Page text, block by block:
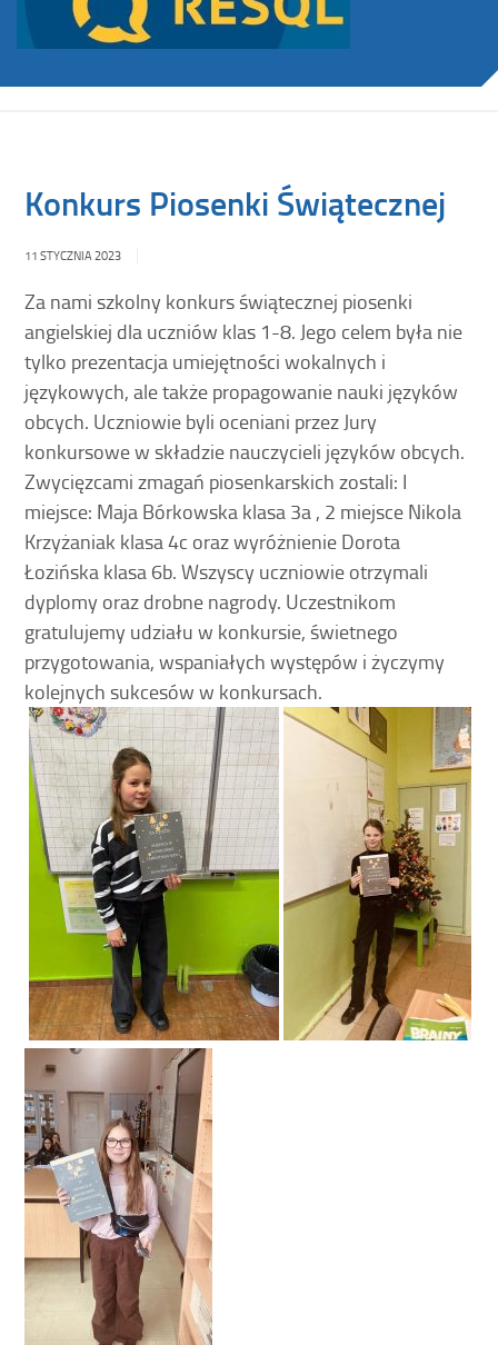
Konkurs Piosenki Świątecznej
11 STYCZNIA 2023
Za nami szkolny konkurs świątecznej piosenki
angielskiej dla uczniów klas 1-8. Jego celem była nie
tylko prezentacja umiejętności wokalnych i
językowych, ale także propagowanie nauki języków
obcych. Uczniowie byli oceniani przez Jury
konkursowe w składzie nauczycieli języków obcych.
Zwycięzcami zmagań piosenkarskich zostali: I
miejsce: Maja Bórkowska klasa 3a , 2 miejsce Nikola
Krzyżaniak klasa 4c oraz wyróżnienie Dorota
Łozińska klasa 6b. Wszyscy uczniowie otrzymali
dyplomy oraz drobne nagrody. Uczestnikom
gratulujemy udziału w konkursie, świetnego
przygotowania, wspaniałych występów i życzymy
kolejnych sukcesów w konkursach.